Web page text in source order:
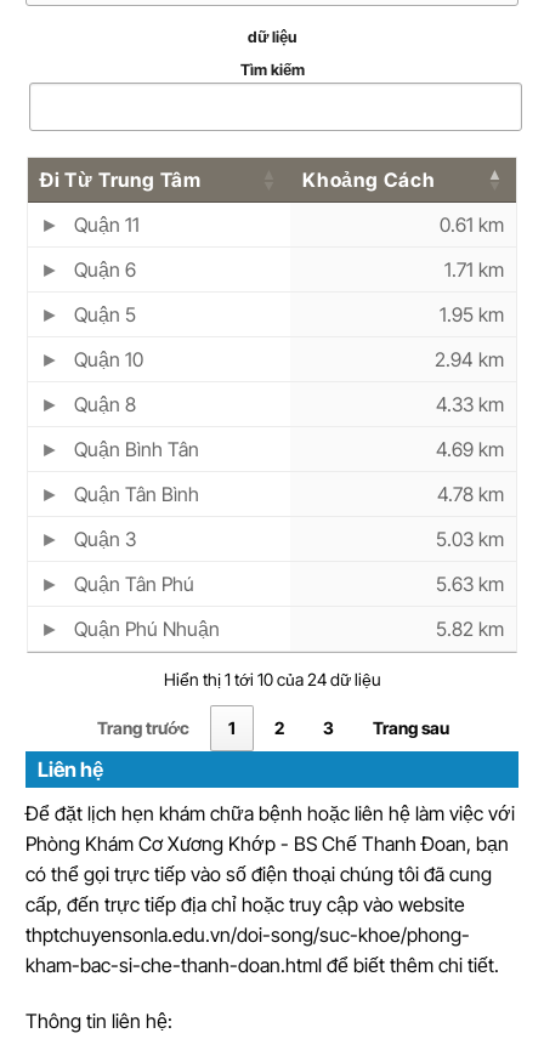
dữ liệu
Tìm kiếm
Đi Từ Trung Tâm
Khoảng Cách
Quận 11
0.61 km
Quận 6
1.71 km
Quận 5
1.95 km
Quận 10
2.94 km
Quận 8
4.33 km
Quận Bình Tân
4.69 km
Quận Tân Bình
4.78 km
Quận 3
5.03 km
Quận Tân Phú
5.63 km
Quận Phú Nhuận
5.82 km
Hiển thị 1 tới 10 của 24 dữ liệu
Trang trước 1 2 3 Trang sau
Liên hệ
Để đặt lịch hẹn khám chữa bệnh hoặc liên hệ làm việc với
Phòng Khám Cơ Xương Khớp - BS Chế Thanh Đoan, bạn
có thể gọi trực tiếp vào số điện thoại chúng tôi đã cung
cấp, đến trực tiếp địa chỉ hoặc truy cập vào website
thptchuyensonla.edu.vn/doi-song/suc-khoe/phong-
kham-bac-si-che-thanh-doan.html để biết thêm chi tiết.
Thông tin liên hệ: